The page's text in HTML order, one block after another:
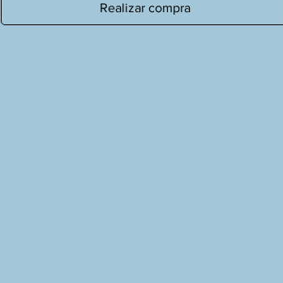
Realizar compra